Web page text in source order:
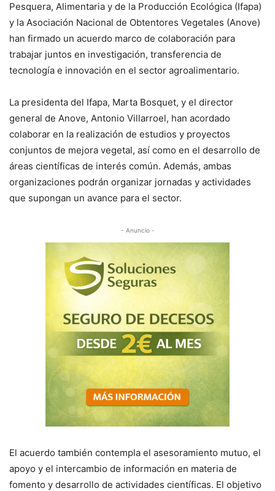
Pesquera, Alimentaria y de la Producción Ecológica (Ifapa)
y la Asociación Nacional de Obtentores Vegetales (Anove)
han firmado un acuerdo marco de colaboración para
trabajar juntos en investigación, transferencia de
tecnología e innovación en el sector agroalimentario.
La presidenta del Ifapa, Marta Bosquet, y el director
general de Anove, Antonio Villarroel, han acordado
colaborar en la realización de estudios y proyectos
conjuntos de mejora vegetal, así como en el desarrollo de
áreas científicas de interés común. Además, ambas
organizaciones podrán organizar jornadas y actividades
que supongan un avance para el sector.
- Anuncio -
El acuerdo también contempla el asesoramiento mutuo, el
apoyo y el intercambio de información en materia de
fomento y desarrollo de actividades científicas. El objetivo